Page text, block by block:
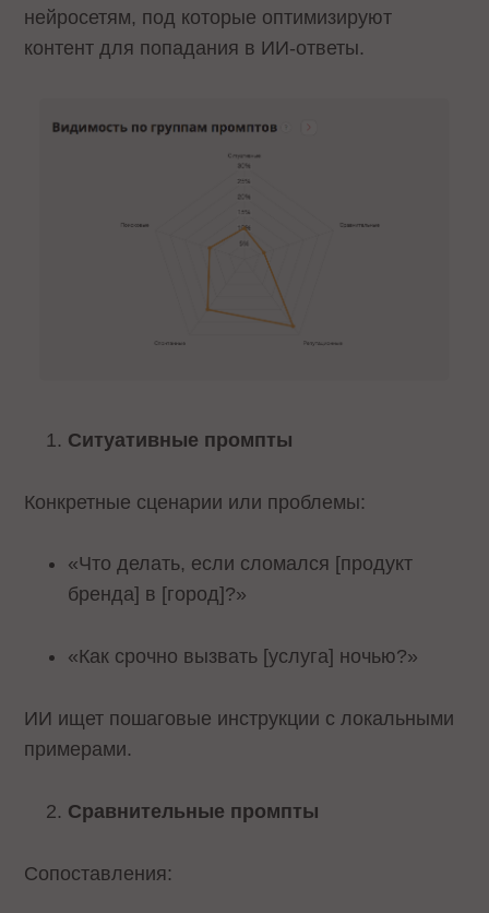
нейросетям, под которые оптимизируют
контент для попадания в ИИ-ответы.​
Ситуативные промпты
Конкретные сценарии или проблемы:
«Что делать, если сломался [продукт
бренда] в [город]?»
«Как срочно вызвать [услуга] ночью?»
ИИ ищет пошаговые инструкции с локальными
примерами.
Сравнительные промпты
Сопоставления: